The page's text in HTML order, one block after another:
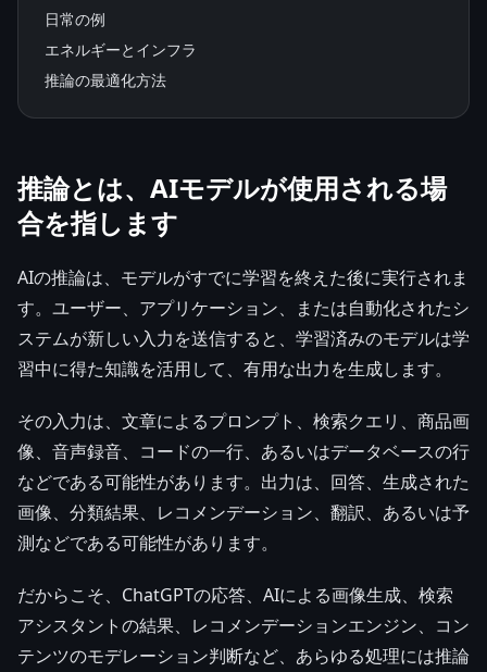
日常の例
エネルギーとインフラ
推論の最適化方法
推論とは、AIモデルが使用される場
合を指します
AIの推論は、モデルがすでに学習を終えた後に実行されま
す。ユーザー、アプリケーション、または自動化されたシ
ステムが新しい入力を送信すると、学習済みのモデルは学
習中に得た知識を活用して、有用な出力を生成します。
その入力は、文章によるプロンプト、検索クエリ、商品画
像、音声録音、コードの一行、あるいはデータベースの行
などである可能性があります。出力は、回答、生成された
画像、分類結果、レコメンデーション、翻訳、あるいは予
測などである可能性があります。
だからこそ、ChatGPTの応答、AIによる画像生成、検索
アシスタントの結果、レコメンデーションエンジン、コン
テンツのモデレーション判断など、あらゆる処理には推論